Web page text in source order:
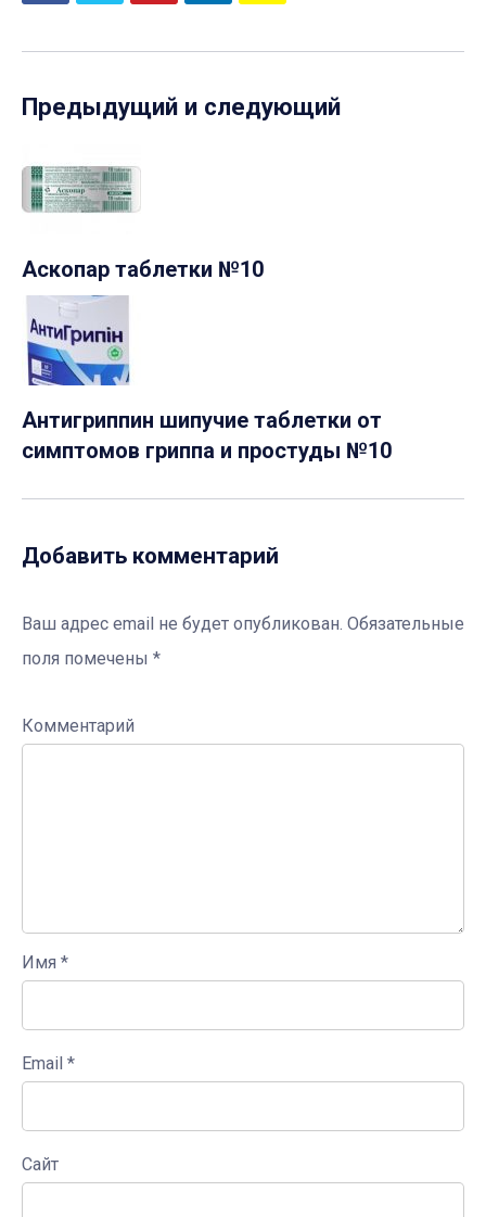
Предыдущий и следующий
Аскопар таблетки №10
Антигриппин шипучие таблетки от
симптомов гриппа и простуды №10
Добавить комментарий
Ваш адрес email не будет опубликован. Обязательные
поля помечены *
Комментарий
Имя *
Email *
Сайт